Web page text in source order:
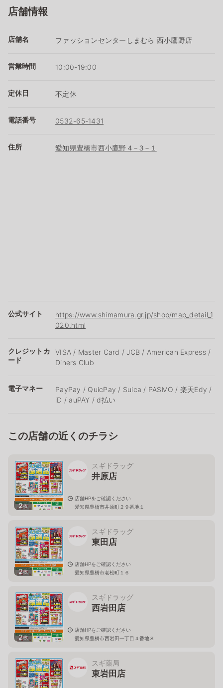
店舗情報
店舗名 ファッションセンターしまむら 西小鷹野店
営業時間 10:00-19:00
定休日 不定休
電話番号 0532-65-1431
住所 愛知県豊橋市西小鷹野４−３−１
公式サイト
https://www.shimamura.gr.jp/shop/map_detail_1
020.html
クレジットカ
ード
VISA / Master Card / JCB / American Express /
Diners Club
電子マネー
PayPay / QuicPay / Suica / PASMO / 楽天Edy /
iD / auPAY / d払い
この店舗の近くのチラシ
2枚
スギドラッグ
井原店
店舗HPをご確認ください
愛知県豊橋市井原町２９番地１
2枚
スギドラッグ
東田店
店舗HPをご確認ください
愛知県豊橋市老松町１６
2枚
スギドラッグ
西岩田店
店舗HPをご確認ください
愛知県豊橋市西岩田一丁目４番地８
スギ薬局
東岩田店